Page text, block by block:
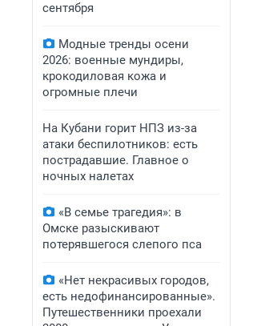
сентября
Модные тренды осени
2026: военные мундиры,
крокодиловая кожа и
огромные плечи
На Кубани горит НПЗ из-за
атаки беспилотников: есть
пострадавшие. Главное о
ночных налетах
«В семье трагедия»: в
Омске разыскивают
потерявшегося слепого пса
«Нет некрасивых городов,
есть недофинансированные».
Путешественники проехали